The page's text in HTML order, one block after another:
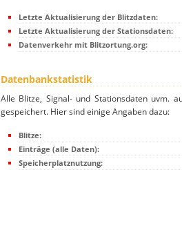
Letzte Aktualisierung der Blitzdaten:
Letzte Aktualisierung der Stationsdaten:
Datenverkehr mit Blitzortung.org:
Datenbankstatistik
Alle Blitze, Signal- und Stationsdaten uvm.
gespeichert. Hier sind einige Angaben dazu:
Blitze:
Einträge (alle Daten):
Speicherplatznutzung: